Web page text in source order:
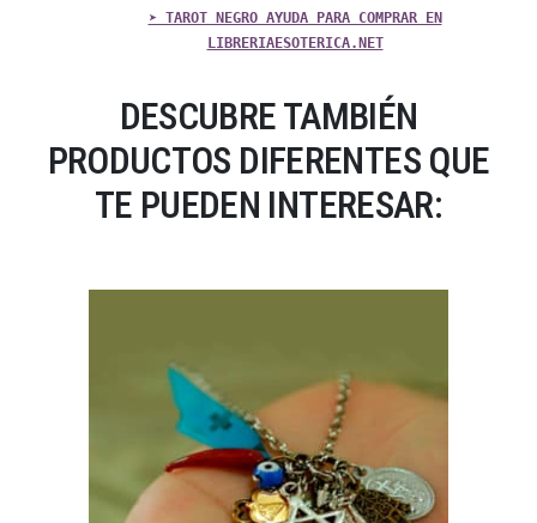
➤ TAROT NEGRO AYUDA PARA COMPRAR EN
LIBRERIAESOTERICA.NET
DESCUBRE TAMBIÉN
PRODUCTOS DIFERENTES QUE
TE PUEDEN INTERESAR: